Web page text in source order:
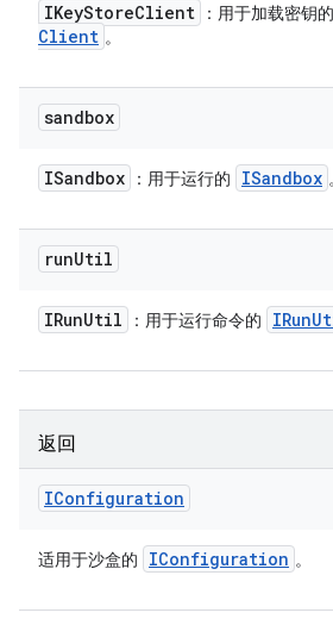
IKeyStoreClient ：用于加载密钥的
Client 。
sandbox
ISandbox ：用于运行的 ISandbox 。
runUtil
IRunUtil ：用于运行命令的 IRun
返回
IConfiguration
适用于沙盒的 IConfiguration 。